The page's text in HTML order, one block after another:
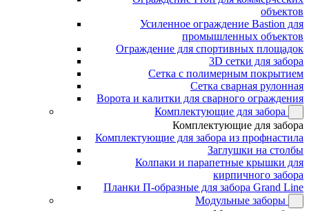
объектов
Усиленное ограждение Bastion для
промышленных объектов
Ограждение для спортивных площадок
3D сетки для забора
Сетка с полимерным покрытием
Сетка сварная рулонная
Ворота и калитки для сварного ограждения
Комплектующие для забора
Комплектующие для забора
Комплектующие для забора из профнастила
Заглушки на столбы
Колпаки и парапетные крышки для
кирпичного забора
Планки П-образные для забора Grand Line
Модульные заборы